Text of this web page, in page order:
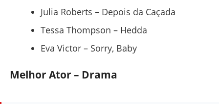
Julia Roberts – Depois da Caçada
Tessa Thompson – Hedda
Eva Victor – Sorry, Baby
Melhor Ator – Drama